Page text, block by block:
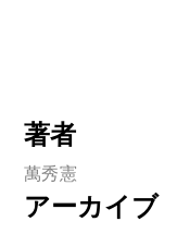
著者
萬秀憲
アーカイブ